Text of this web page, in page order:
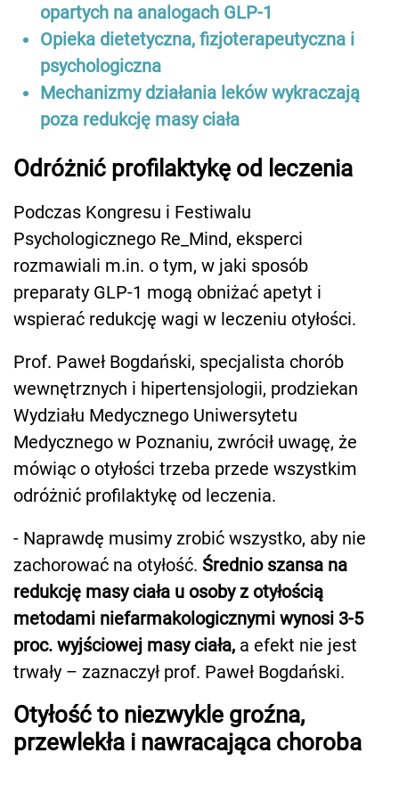
opartych na analogach GLP-1
Opieka dietetyczna, fizjoterapeutyczna i
psychologiczna
Mechanizmy działania leków wykraczają
poza redukcję masy ciała
Odróżnić profilaktykę od leczenia
Podczas Kongresu i Festiwalu
Psychologicznego Re_Mind, eksperci
rozmawiali m.in. o tym, w jaki sposób
preparaty GLP-1 mogą obniżać apetyt i
wspierać redukcję wagi w leczeniu otyłości.
Prof. Paweł Bogdański, specjalista chorób
wewnętrznych i hipertensjologii, prodziekan
Wydziału Medycznego Uniwersytetu
Medycznego w Poznaniu, zwrócił uwagę, że
mówiąc o otyłości trzeba przede wszystkim
odróżnić profilaktykę od leczenia.
- Naprawdę musimy zrobić wszystko, aby nie
zachorować na otyłość. Średnio szansa na
redukcję masy ciała u osoby z otyłością
metodami niefarmakologicznymi wynosi 3-5
proc. wyjściowej masy ciała, a efekt nie jest
trwały – zaznaczył prof. Paweł Bogdański.
Otyłość to niezwykle groźna,
przewlekła i nawracająca choroba